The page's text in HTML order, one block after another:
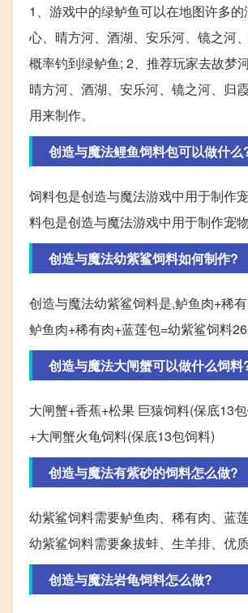
1、游戏中的绿鲈鱼可以在地图许多
心、晴方河、酒湖、安乐河、镜之河
概率钓到绿鲈鱼; 2、推荐玩家去故梦
晴方河、酒湖、安乐河、镜之河、归
用来制作。
创造与魔法鲤鱼饲料包可以做什么
饲料包是创造与魔法游戏中用于制作
料包是创造与魔法游戏中用于制作宠
创造与魔法幼紫鲨饲料如何制作?
创造与魔法幼紫鲨饲料是,鲈鱼肉+稀
鲈鱼肉+稀有肉+蓝莲包=幼紫鲨饲料
创造与魔法大闸蟹可以做什么饲料
大闸蟹+香蕉+松果 巨猿饲料(保底13
+大闸蟹火龟饲料(保底13包饲料)
创造与魔法有紫砂的饲料怎么做?
幼紫鲨饲料需要鲈鱼肉、稀有肉、蓝
幼紫鲨饲料需要象拔蚌、生羊排、优
创造与魔法岩龟饲料怎么做?